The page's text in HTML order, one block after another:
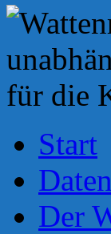
Start
Der